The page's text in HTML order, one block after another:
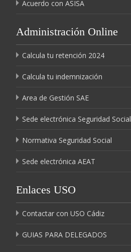
Acuerdo con ASISA
Administración Online
Calcula tu retención 2024
Calcula tu indemnización
Area de Gestión SAE
Sede electrónica Seguridad Social
Normativa Seguridad Social
Sede electrónica AEAT
Enlaces USO
Contactar con USO Cádiz
GUIAS PARA DELEGADOS